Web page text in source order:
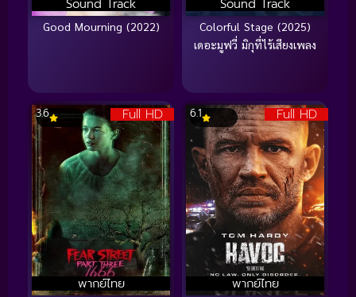
Sound Track
Good Mourning (2022)
Sound Track
Colorful Stage (2025)
เดอะมูฟวี่ มิกุที่ไร้เสียงเพลง
Full HD
พากย์ไทย
3.6 Full HD
พากย์ไทย
6.1